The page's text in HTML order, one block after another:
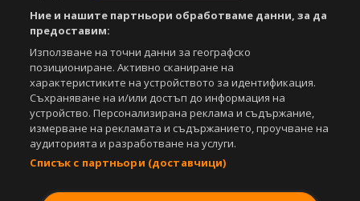
Ние и нашите партньори обработваме данни, за да
предоставим:
Използване на точни данни за географско
позициониране. Активно сканиране на
характеристиките на устройството за идентификация.
Съхраняване на и/или достъп до информация на
устройство. Персонализирана реклама и съдържание,
измерване на рекламата и съдържанието, проучване на
аудиторията и разработване на услуги.
Списък с партньори (доставчици)